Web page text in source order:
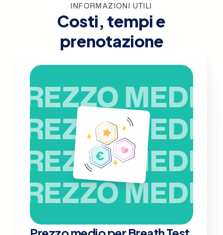
INFORMAZIONI UTILI
Costi, tempi e
prenotazione
PREZZO MEDIO
PREZZO MEDIO
PREZZO MEDIO
PREZZO MEDIO